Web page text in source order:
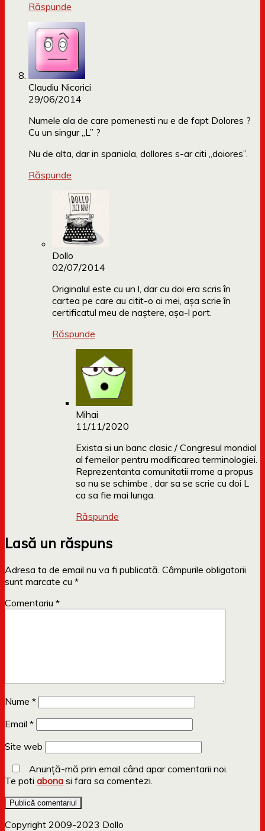
Răspunde
Claudiu Nicorici
29/06/2014
Numele ala de care pomenesti nu e de fapt Dolores ?
Cu un singur „L” ?
Nu de alta, dar in spaniola, dollores s-ar citi „doiores”.
Răspunde
Dollo
02/07/2014
Originalul este cu un l, dar cu doi era scris în
cartea pe care au citit-o ai mei, așa scrie în
certificatul meu de naștere, așa-l port.
Răspunde
Mihai
11/11/2020
Exista si un banc clasic / Congresul mondial
al femeilor pentru modificarea terminologiei.
Reprezentanta comunitatii rrome a propus
sa nu se schimbe , dar sa se scrie cu doi L
ca sa fie mai lunga.
Răspunde
Lasă un răspuns
Adresa ta de email nu va fi publicată. Câmpurile obligatorii
sunt marcate cu *
Comentariu *
Nume *
Email *
Site web
Anunță-mă prin email când apar comentarii noi.
Te poti abona si fara sa comentezi.
Copyright 2009-2023 Dollo